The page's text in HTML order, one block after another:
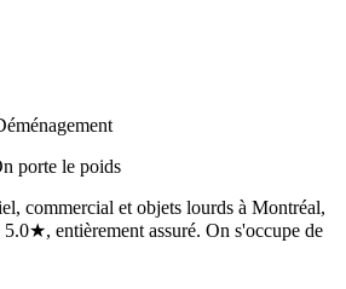
porte le poids
commercial et objets lourds à Montréal,
entièrement assuré. On s'occupe de